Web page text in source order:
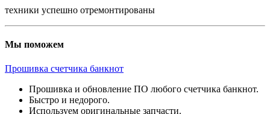
техники успешно отремонтированы
Мы поможем
Прошивка счетчика банкнот
Прошивка и обновление ПО любого счетчика банкнот.
Быстро и недорого.
Используем оригинальные запчасти.